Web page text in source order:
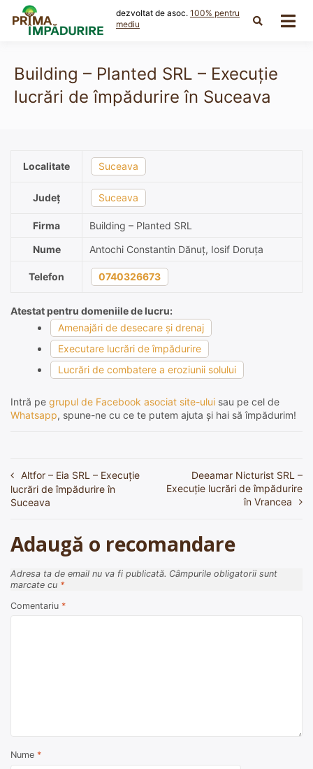
content
dezvoltat de asoc. 100% pentru
mediu
Building – Planted SRL – Execuție
lucrări de împădurire în Suceava
Localitate Suceava
Județ Suceava
Firma
Building – Planted SRL
Nume
Antochi Constantin Dănuț, Iosif Doruța
Telefon 0740326673
Atestat pentru domeniile de lucru:
Amenajări de desecare şi drenaj
Executare lucrări de împădurire
Lucrări de combatere a eroziunii solului
Intră pe grupul de Facebook asociat site-ului sau pe cel de
Whatsapp, spune-ne cu ce te putem ajuta și hai să împădurim!
Navigare
în
Altfor – Eia SRL – Execuție
lucrări de împădurire în
Suceava
Deeamar Nicturist SRL –
Execuție lucrări de împădurire
în Vrancea
Adaugă o recomandare
Adresa ta de email nu va fi publicată. Câmpurile obligatorii sunt
marcate cu *
Comentariu *
Nume *